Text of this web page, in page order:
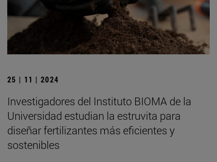
25 | 11 | 2024
Investigadores del Instituto BIOMA de la
Universidad estudian la estruvita para
diseñar fertilizantes más eficientes y
sostenibles